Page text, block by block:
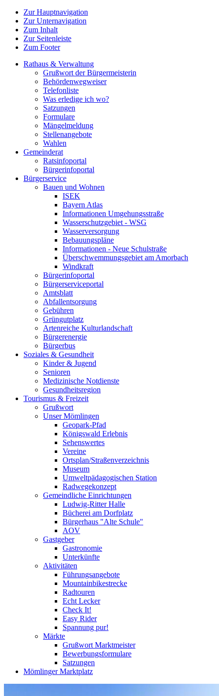
Zur Hauptnavigation
Zur Unternavigation
Zum Inhalt
Zur Seitenleiste
Zum Footer
Rathaus & Verwaltung
Grußwort der Bürgermeisterin
Behördenwegweiser
Telefonliste
Was erledige ich wo?
Satzungen
Formulare
Mängelmeldung
Stellenangebote
Wahlen
Gemeinderat
Ratsinfoportal
Bürgerinfoportal
Bürgerservice
Bauen und Wohnen
ISEK
Bayern Atlas
Informationen Umgehungsstraße
Wasserschutzgebiet - WSG
Wasserversorgung
Bebauungspläne
Informationen - Neue Schulstraße
Überschwemmungsgebiet am Amorbach
Windkraft
Bürgerinfoportal
Bürgerserviceportal
Amtsblatt
Abfallentsorgung
Gebühren
Grüngutplatz
Artenreiche Kulturlandschaft
Bürgerenergie
Bürgerbus
Soziales & Gesundheit
Kinder & Jugend
Senioren
Medizinische Notdienste
Gesundheitsregion
Tourismus & Freizeit
Grußwort
Unser Mömlingen
Geopark-Pfad
Königswald Erlebnis
Sehenswertes
Vereine
Ortsplan/Straßenverzeichnis
Museum
Umweltpädagogischen Station
Radwegekonzept
Gemeindliche Einrichtungen
Ludwig-Ritter Halle
Bücherei am Dorfplatz
Bürgerhaus "Alte Schule"
AOV
Gastgeber
Gastronomie
Unterkünfte
Aktivitäten
Führungsangebote
Mountainbikestrecke
Radtouren
Echt Lecker
Check It!
Easy Rider
Spannung pur!
Märkte
Grußwort Marktmeister
Bewerbungsformulare
Satzungen
Mömlinger Marktplatz